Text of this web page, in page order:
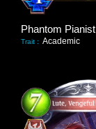
Phantom Pianist
Trait : Academic